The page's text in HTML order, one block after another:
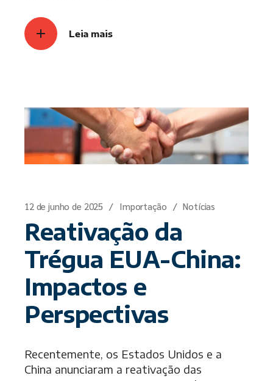
Leia mais
12 de junho de 2025 Importação Notícias
Reativação da
Trégua EUA-China:
Impactos e
Perspectivas
Recentemente, os Estados Unidos e a
China anunciaram a reativação das